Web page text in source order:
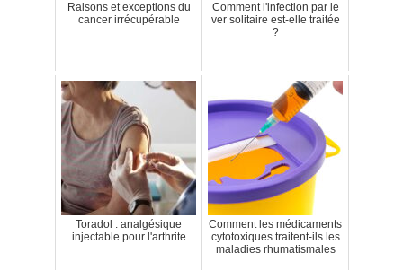
Raisons et exceptions du
cancer irrécupérable
Comment l'infection par le
ver solitaire est-elle traitée
?
Toradol : analgésique
injectable pour l'arthrite
Comment les médicaments
cytotoxiques traitent-ils les
maladies rhumatismales